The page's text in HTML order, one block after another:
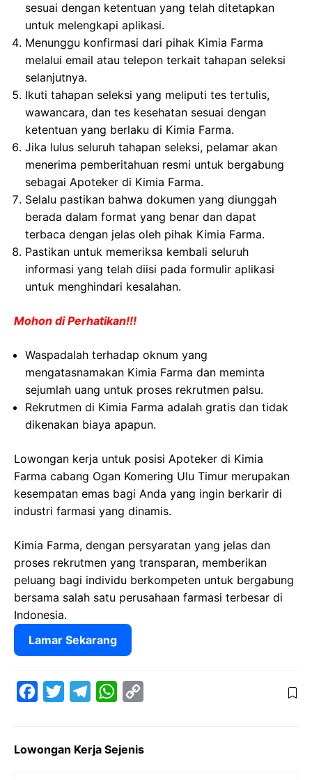
sesuai dengan ketentuan yang telah ditetapkan
untuk melengkapi aplikasi.
Menunggu konfirmasi dari pihak Kimia Farma
melalui email atau telepon terkait tahapan seleksi
selanjutnya.
Ikuti tahapan seleksi yang meliputi tes tertulis,
wawancara, dan tes kesehatan sesuai dengan
ketentuan yang berlaku di Kimia Farma.
Jika lulus seluruh tahapan seleksi, pelamar akan
menerima pemberitahuan resmi untuk bergabung
sebagai Apoteker di Kimia Farma.
Selalu pastikan bahwa dokumen yang diunggah
berada dalam format yang benar dan dapat
terbaca dengan jelas oleh pihak Kimia Farma.
Pastikan untuk memeriksa kembali seluruh
informasi yang telah diisi pada formulir aplikasi
untuk menghindari kesalahan.
Mohon di Perhatikan!!!
Waspadalah terhadap oknum yang
mengatasnamakan Kimia Farma dan meminta
sejumlah uang untuk proses rekrutmen palsu.
Rekrutmen di Kimia Farma adalah gratis dan tidak
dikenakan biaya apapun.
Lowongan kerja untuk posisi Apoteker di Kimia
Farma cabang Ogan Komering Ulu Timur merupakan
kesempatan emas bagi Anda yang ingin berkarir di
industri farmasi yang dinamis.
Kimia Farma, dengan persyaratan yang jelas dan
proses rekrutmen yang transparan, memberikan
peluang bagi individu berkompeten untuk bergabung
bersama salah satu perusahaan farmasi terbesar di
Indonesia.
Lamar Sekarang
e
t
e
W
t
y
Lowongan Kerja Sejenis